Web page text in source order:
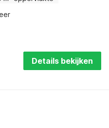
Details bekijken